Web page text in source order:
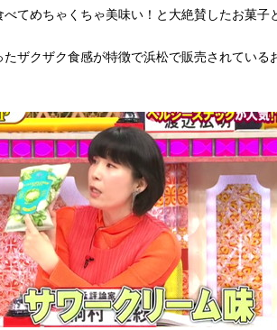
てめちゃくちゃ美味い！と大絶賛したお菓子
ザクザク食感が特徴で浜松で販売されている